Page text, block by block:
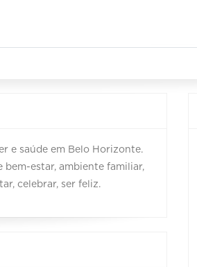
e saúde em Belo Horizonte.
bem-estar, ambiente familiar,
celebrar, ser feliz.